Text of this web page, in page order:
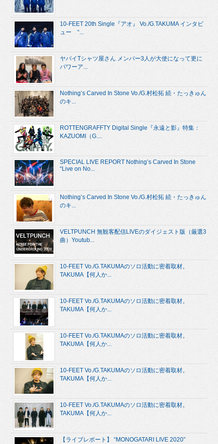
10-FEET 20th Single『アオ』 Vo./G.TAKUMA インタビ
ュー “...
ヤバイTシャツ屋さん メンバー3人が大使になって更に
パワーア...
Nothing’s Carved In Stone Vo./G.村松拓 続・たっきゅん
のキ...
ROTTENGRAFFTY Digital Single『永遠と影』特集：
KAZUOMI（G....
SPECIAL LIVE REPORT Nothing’s Carved In Stone
“Live on No...
Nothing’s Carved In Stone Vo./G.村松拓 続・たっきゅん
のキ...
VELTPUNCH 無観客配信LIVEのダイジェスト版（厳選3
曲）Youtub...
10-FEET Vo./G.TAKUMAのソロ活動に密着取材。
TAKUMA【何人か...
10-FEET Vo./G.TAKUMAのソロ活動に密着取材。
TAKUMA【何人か...
10-FEET Vo./G.TAKUMAのソロ活動に密着取材。
TAKUMA【何人か...
10-FEET Vo./G.TAKUMAのソロ活動に密着取材。
TAKUMA【何人か...
10-FEET Vo./G.TAKUMAのソロ活動に密着取材。
TAKUMA【何人か...
【ライブレポート】 “MONOGATARI LIVE 2020”